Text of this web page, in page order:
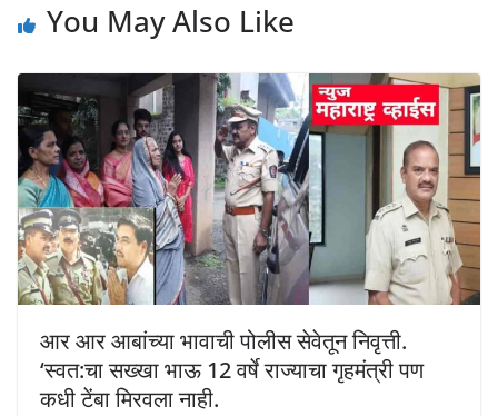
You May Also Like
आर आर आबांच्या भावाची पोलीस सेवेतून निवृत्ती.
‘स्वत:चा सख्खा भाऊ 12 वर्षे राज्याचा गृहमंत्री पण
कधी टेंबा मिरवला नाही.